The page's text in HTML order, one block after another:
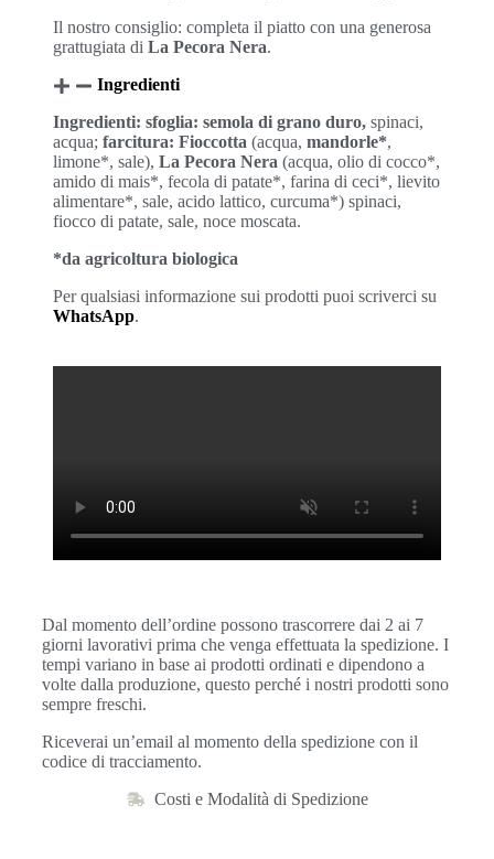
Il nostro consiglio: completa il piatto con una generosa
grattugiata di La Pecora Nera.
Ingredienti
Ingredienti: sfoglia: semola di grano duro, spinaci,
acqua; farcitura: Fioccotta (acqua, mandorle*,
limone*, sale), La Pecora Nera (acqua, olio di cocco*,
amido di mais*, fecola di patate*, farina di ceci*, lievito
alimentare*, sale, acido lattico, curcuma*) spinaci,
fiocco di patate, sale, noce moscata.
*da agricoltura biologica
Per qualsiasi informazione sui prodotti puoi scriverci su
WhatsApp.
Dal momento dell’ordine possono trascorrere dai 2 ai 7
giorni lavorativi prima che venga effettuata la spedizione. I
tempi variano in base ai prodotti ordinati e dipendono a
volte dalla produzione, questo perché i nostri prodotti sono
sempre freschi.
Riceverai un’email al momento della spedizione con il
codice di tracciamento.
Costi e Modalità di Spedizione